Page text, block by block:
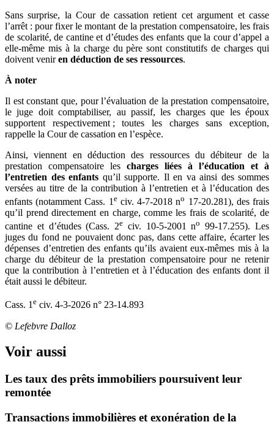
Sans surprise, la Cour de cassation retient cet argument et casse
l’arrêt : pour fixer le montant de la prestation compensatoire, les frais
de scolarité, de cantine et d’études des enfants que la cour d’appel a
elle-même mis à la charge du père sont constitutifs de charges qui
doivent veniren déduction de ses ressources.
À noter
Il est constant que, pour l’évaluation de la prestation compensatoire,
le juge doit comptabiliser, au passif, les charges que les époux
supportent respectivement ; toutes les charges sans exception,
rappelle la Cour de cassation en l’espèce.
Ainsi, viennent en déduction des ressources du débiteur de la
prestation compensatoire les charges liées à l’éducation et à
l’entretien des enfants qu’il supporte. Il en va ainsi des sommes
versées au titre de la contribution à l’entretien et à l’éducation des
enfants (notamment Cass. 1 eciv. 4-7-2018 no 17-20.281), des frais
qu’il prend directement en charge, comme les frais de scolarité, de
cantine et d’études (Cass. 2e civ. 10-5-2001 no 99-17.255). Les
juges du fond ne pouvaient donc pas, dans cette affaire, écarter les
dépenses d’entretien des enfants qu’ils avaient eux-mêmes mis à la
charge du débiteur de la prestation compensatoire pour ne retenir
que la contribution à l’entretien et à l’éducation des enfants dont il
était aussi le débiteur.
Cass. 1e civ. 4-3-2026 n° 23-14.893
© Lefebvre Dalloz
Voir aussi
Les taux des prêts immobiliers poursuivent leur
remontée
Transactions immobilières et exonération de la